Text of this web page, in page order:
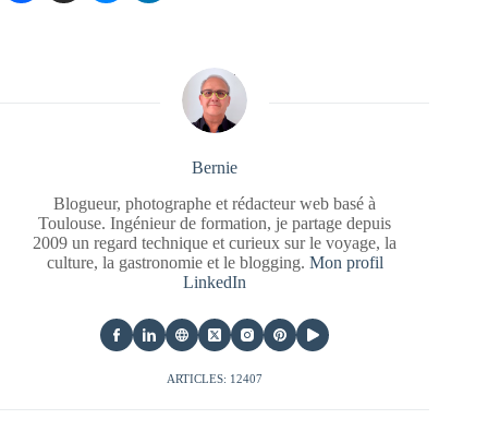
Bernie
Blogueur, photographe et rédacteur web basé à
Toulouse. Ingénieur de formation, je partage depuis
2009 un regard technique et curieux sur le voyage, la
culture, la gastronomie et le blogging. Mon profil
LinkedIn
ARTICLES: 12407